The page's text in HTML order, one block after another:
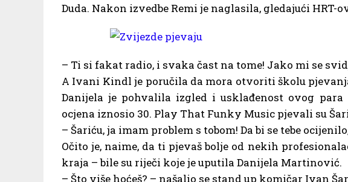
Duda. Nakon izvedbe Remi je naglasila, gledajući HRT-
– Ti si fakat radio, i svaka čast na tome! Jako mi se
A Ivani Kindl je poručila da mora otvoriti školu
Danijela je pohvalila izgled i usklađenost ovog
ocjena iznosio 30. Play That Funky Music pjevali su
– Šariću, ja imam problem s tobom! Da bi se tebe
Očito je, naime, da ti pjevaš bolje od nekih
kraja – bile su riječi koje je uputila Danijela Martinović.
– Što više hoćeš? – našalio se stand up komičar Ivan